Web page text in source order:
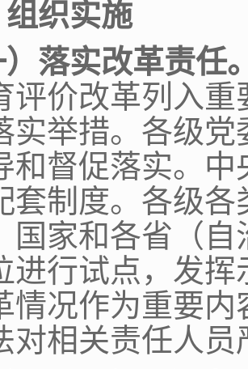
织实施
）落实改革责任
评价改革列入
实举措。各级
和督促落实。
套制度。各级各
国家和各省（
进行试点，发
情况作为重要
对相关责任人员